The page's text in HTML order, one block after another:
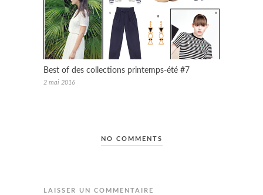
Best of des collections printemps-été #7
2 mai 2016
NO COMMENTS
LAISSER UN COMMENTAIRE